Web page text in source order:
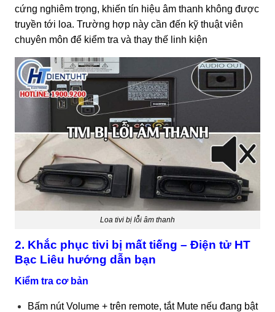
cứng nghiêm trọng, khiến tín hiệu âm thanh không được
truyền tới loa. Trường hợp này cần đến kỹ thuật viên
chuyên môn để kiểm tra và thay thế linh kiện
Loa tivi bị lỗi âm thanh
2. Khắc phục tivi bị mất tiếng – Điện tử HT
Bạc Liêu hướng dẫn bạn
Kiểm tra cơ bản
Bấm nút Volume + trên remote, tắt Mute nếu đang bật